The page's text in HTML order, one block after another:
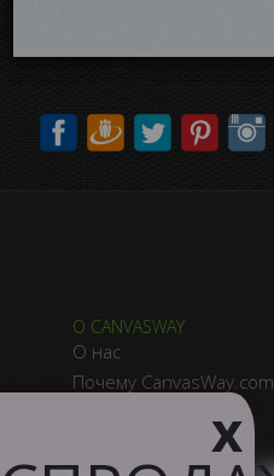
О CANVASWAY
О нас
Почему CanvasWay.com
Отзывы Клиентовx
​